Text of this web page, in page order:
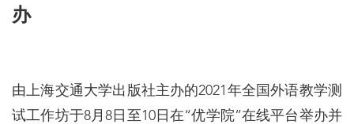
办
由上海交通大学出版社主办的2021年全国外语教学测
试工作坊于8月8日至10日在“优学院”在线平台举办并